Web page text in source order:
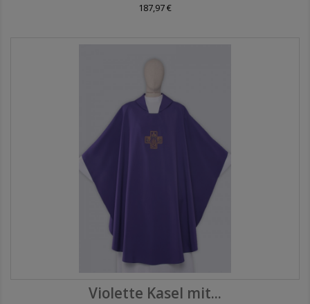
187,97 €
Violette Kasel mit...